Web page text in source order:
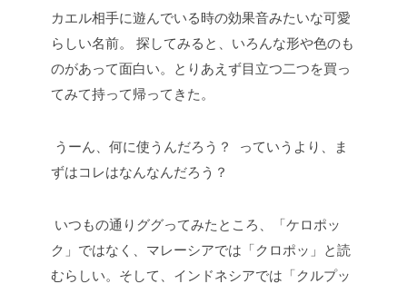
カエル相手に遊んでいる時の効果音みたいな可愛
らしい名前。
探してみると、いろんな形や色のも
のがあって面白い。とりあえず目立つ二つを買っ
てみて持って帰ってきた。
うーん、何に使うんだろう？
っていうより、ま
ずはコレはなんなんだろう？
いつもの通りググってみたところ、「ケロポッ
ク」ではなく、マレーシアでは「クロポッ」と読
むらしい。そして、インドネシアでは「クルプッ